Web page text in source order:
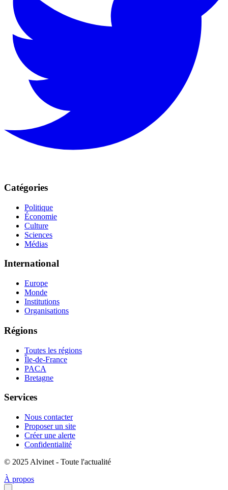
Catégories
Politique
Économie
Culture
Sciences
Médias
International
Europe
Monde
Institutions
Organisations
Régions
Toutes les régions
Île-de-France
PACA
Bretagne
Services
Nous contacter
Proposer un site
Créer une alerte
Confidentialité
© 2025 Alvinet - Toute l'actualité
À propos